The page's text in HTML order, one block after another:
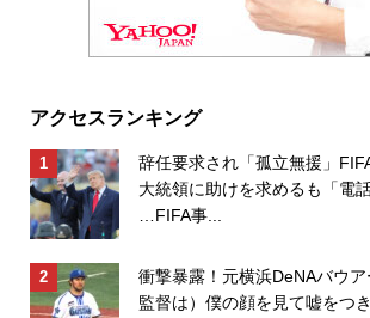
アクセスランキング
辞任要求され「孤立無援」
大統領に助けを求めるも「電
…FIFA事...
衝撃暴露！元横浜DeNAバウ
監督は）僕の顔を見て嘘をつ